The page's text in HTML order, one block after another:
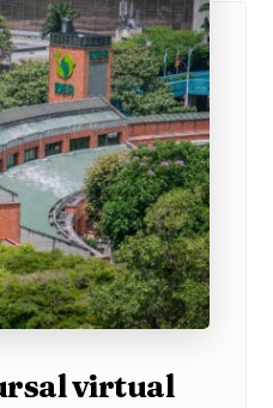
virtual